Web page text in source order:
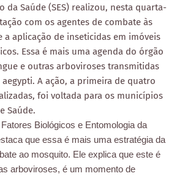
da Saúde (SES) realizou, nesta quarta-
com os agentes de combate às
a aplicação de inseticidas em imóveis
Essa é mais uma agenda do órgão
e outras arboviroses transmitidas
A ação, a primeira de quatro
foi voltada para os municípios
Saúde.
Biológicos e Entomologia da
que essa é mais uma estratégia da
ao mosquito. Ele explica que este é
arboviroses, é um momento de